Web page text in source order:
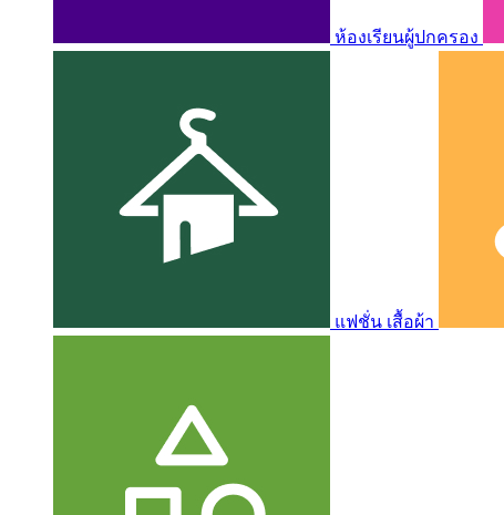
ห้องเรียนผู้ปกครอง
แฟชั่น เสื้อผ้า